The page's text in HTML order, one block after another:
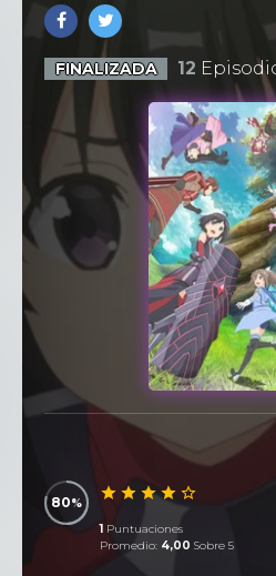
FINALIZADA 12
80
1 Puntuaciones
Promedio: 4,00 Sobre 5